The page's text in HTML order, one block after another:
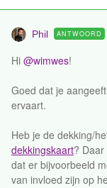
Phil ANTWOORD
Hi @wimwes!
Goed dat je
ervaart.
Heb je de dekking/
dekkingskaart?
dat er bijvoorbeeld
van invloed zijn op